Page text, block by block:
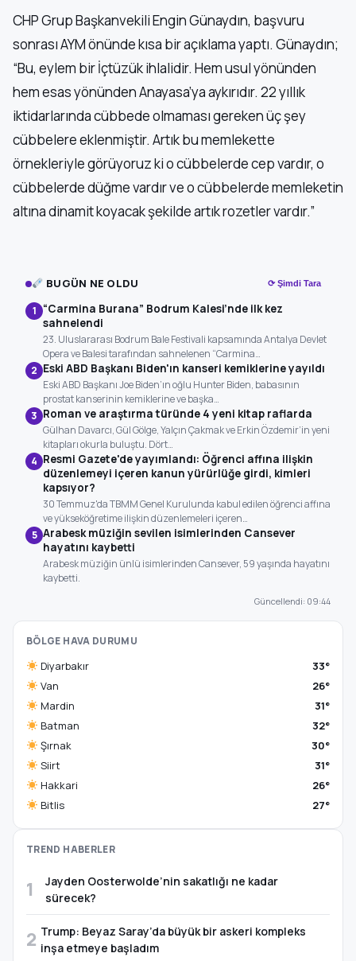
CHP Grup Başkanvekili Engin Günaydın, başvuru
sonrası AYM önünde kısa bir açıklama yaptı. Günaydın;
“Bu, eylem bir İçtüzük ihlalidir. Hem usul yönünden
hem esas yönünden Anayasa’ya aykırıdır. 22 yıllık
iktidarlarında cübbede olmaması gereken üç şey
cübbelere eklenmiştir. Artık bu memlekette
örnekleriyle görüyoruz ki o cübbelerde cep vardır, o
cübbelerde düğme vardır ve o cübbelerde memleketin
altına dinamit koyacak şekilde artık rozetler vardır.”
BUGÜN NE OLDU ⟳ Şimdi Tara
1 “Carmina Burana” Bodrum Kalesi’nde ilk kez
sahnelendi
23. Uluslararası Bodrum Bale Festivali kapsamında Antalya Devlet
Opera ve Balesi tarafından sahnelenen “Carmina…
2 Eski ABD Başkanı Biden'ın kanseri kemiklerine yayıldı
Eski ABD Başkanı Joe Biden’ın oğlu Hunter Biden, babasının
prostat kanserinin kemiklerine ve başka…
3 Roman ve araştırma türünde 4 yeni kitap raflarda
Gülhan Davarcı, Gül Gölge, Yalçın Çakmak ve Erkin Özdemir’in yeni
kitapları okurla buluştu. Dört…
4 Resmi Gazete'de yayımlandı: Öğrenci affına ilişkin
düzenlemeyi içeren kanun yürürlüğe girdi, kimleri
kapsıyor?
30 Temmuz'da TBMM Genel Kurulunda kabul edilen öğrenci affına
ve yükseköğretime ilişkin düzenlemeleri içeren…
5 Arabesk müziğin sevilen isimlerinden Cansever
hayatını kaybetti
Arabesk müziğin ünlü isimlerinden Cansever, 59 yaşında hayatını
kaybetti.
Güncellendi: 09:44
BÖLGE HAVA DURUMU
Diyarbakır
33°
Van
26°
Mardin
31°
Batman
32°
Şırnak
30°
Siirt
31°
Hakkari
26°
Bitlis
27°
TREND HABERLER
1
Jayden Oosterwolde’nin sakatlığı ne kadar
sürecek?
2 Trump: Beyaz Saray’da büyük bir askeri kompleks
inşa etmeye başladım